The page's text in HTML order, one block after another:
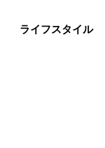
ライフスタイル